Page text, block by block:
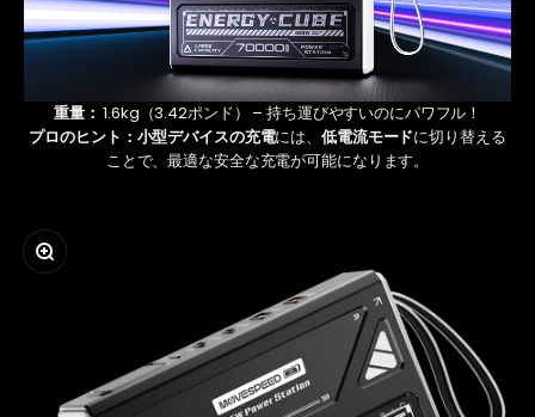
重量： 1.6kg（3.42ポンド） – 持ち運びやすいのにパワフル！
プロのヒント： 小型デバイスの充電には、低電流モードに切り替える
ことで、最適な安全な充電が可能になります。
ズームイン